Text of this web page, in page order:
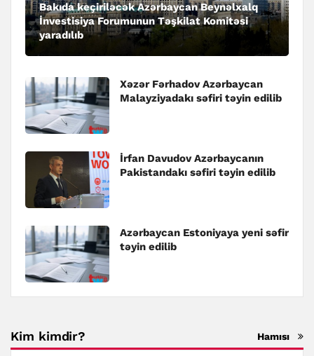
Bakıda keçiriləcək Azərbaycan Beynəlxalq
İnvestisiya Forumunun Təşkilat Komitəsi
yaradılıb
Xəzər Fərhadov Azərbaycan
Malayziyadakı səfiri təyin edilib
İrfan Davudov Azərbaycanın
Pakistandakı səfiri təyin edilib
Azərbaycan Estoniyaya yeni səfir
təyin edilib
Kim kimdir? Hamısı